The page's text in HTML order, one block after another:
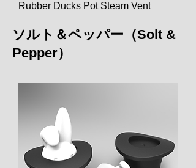
Rubber Ducks Pot Steam Vent
ソルト＆ペッパー（Solt &
Pepper）